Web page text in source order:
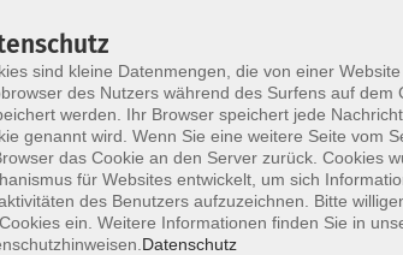
Impressum
sind kleine Datenmengen, die von einer
des Nutzers während des Surfens auf dem
werden. Ihr Browser speichert jede
genannt wird. Wenn Sie eine weitere Seite vom
das Cookie an den Server zurück. Cookies
für Websites entwickelt, um sich
des Benutzers aufzuzeichnen. Bitte
ein. Weitere Informationen finden Sie in
Datenschutz